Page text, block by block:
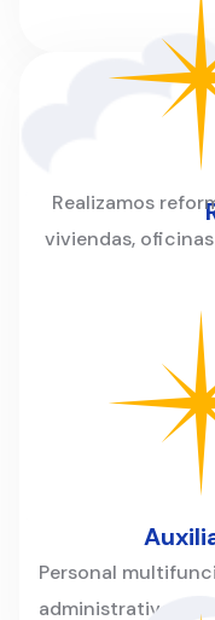
Realizamos
viviendas,
Personal
administrativas,